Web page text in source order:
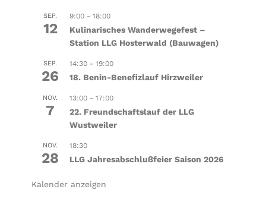
SEP.
12
9:00- 18:00
Kulinarisches Wanderwegefest –
Station LLG Hosterwald (Bauwagen)
SEP.
26
14:30- 19:00
18. Benin-Benefizlauf Hirzweiler
NOV.
7
13:00- 17:00
22. Freundschaftslauf der LLG
Wustweiler
NOV.
28
18:30
LLG Jahresabschlußfeier Saison 2026
Kalender anzeigen